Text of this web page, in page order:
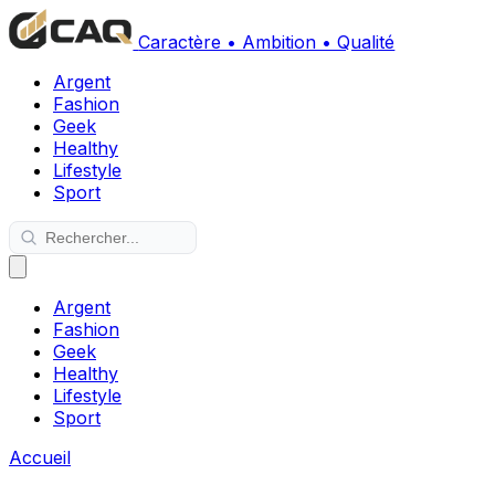
Caractère • Ambition • Qualité
Argent
Fashion
Geek
Healthy
Lifestyle
Sport
Argent
Fashion
Geek
Healthy
Lifestyle
Sport
Accueil